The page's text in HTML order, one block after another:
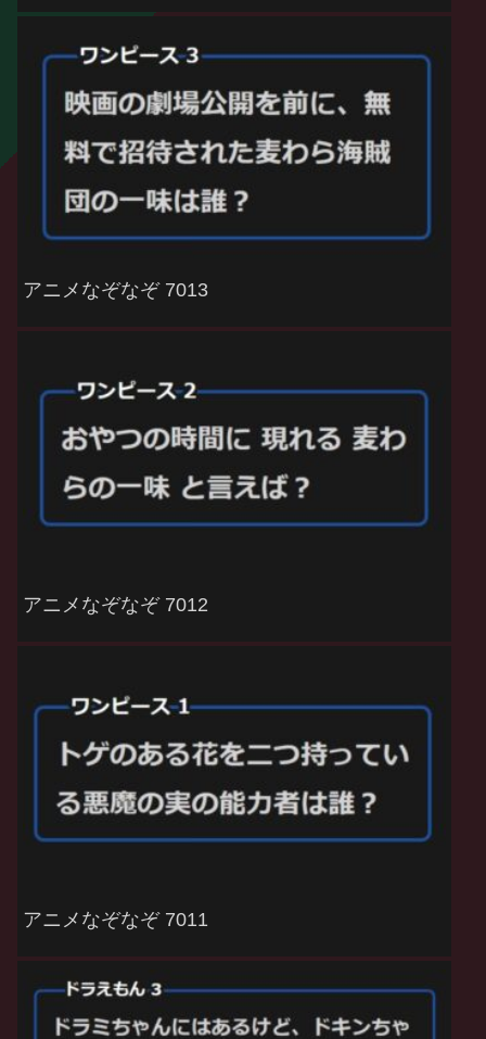
アニメなぞなぞ 7013
アニメなぞなぞ 7012
アニメなぞなぞ 7011